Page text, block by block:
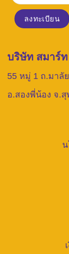
บริษัท สมาร์
55 หมู่ 1 ถ.มาลั
อ.สองพี่น้อง จ.